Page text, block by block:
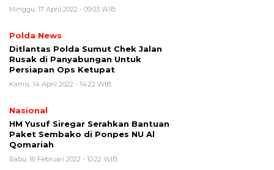
Minggu, 17 April 2022 - 09:03 WIB
Polda News
Ditlantas Polda Sumut Chek Jalan
Rusak di Panyabungan Untuk
Persiapan Ops Ketupat
Kamis, 14 April 2022 - 14:22 WIB
Nasional
HM Yusuf Siregar Serahkan Bantuan
Paket Sembako di Ponpes NU Al
Qomariah
Rabu, 16 Februari 2022 - 10:22 WIB